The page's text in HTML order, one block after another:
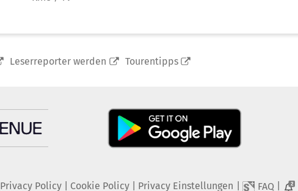
Leserreporter werden Tourentipps
Privacy Policy| Cookie Policy| Privacy Einstellungen FAQ 2